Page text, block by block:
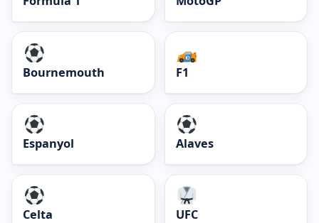
Bournemouth F1
Espanyol Alaves
Celta UFC